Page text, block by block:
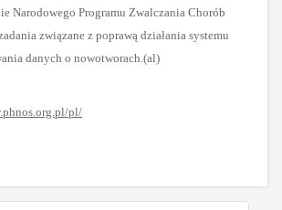
Narodowego Programu Zwalczania Chorób
związane z poprawą działania systemu
danych o nowotworach.(al)
pl/